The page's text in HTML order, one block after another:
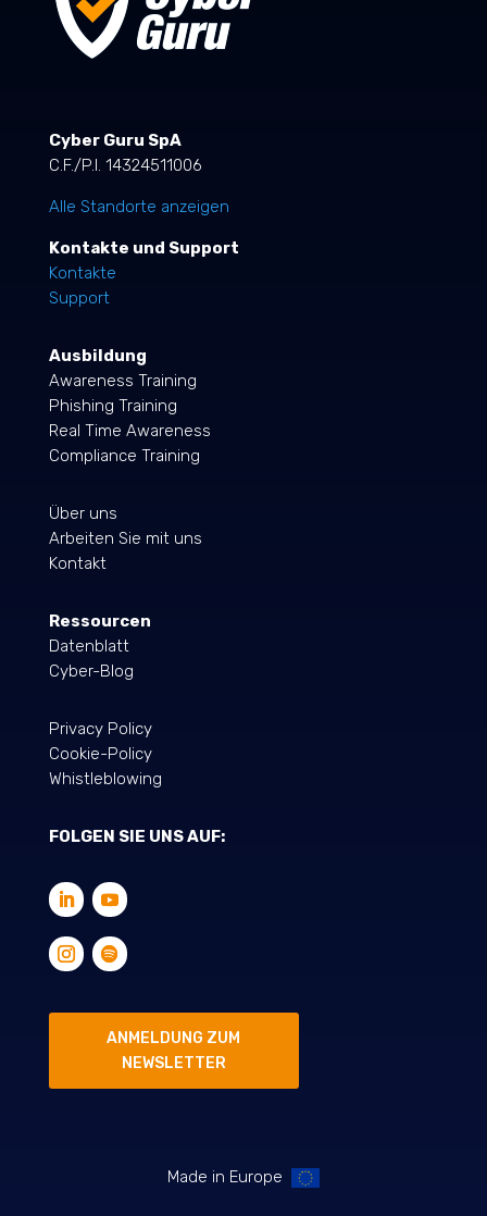
Cyber Guru SpA
C.F./P.I. 14324511006
Alle Standorte anzeigen
Kontakte und Support
Kontakte
Support
Ausbildung
Awareness Training
Phishing Training
Real Time Awareness
Compliance Training
Über uns
Arbeiten Sie mit uns
Kontakt
Ressourcen
Datenblatt
Cyber-Blog
Privacy Policy
Cookie-Policy
Whistleblowing
FOLGEN SIE UNS AUF:
ANMELDUNG ZUM
NEWSLETTER
Made in Europe